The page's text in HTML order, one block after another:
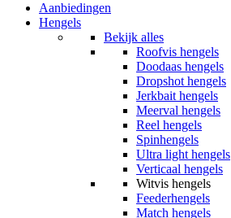
Aanbiedingen
Hengels
Bekijk alles
Roofvis hengels
Doodaas hengels
Dropshot hengels
Jerkbait hengels
Meerval hengels
Reel hengels
Spinhengels
Ultra light hengels
Verticaal hengels
Witvis hengels
Feederhengels
Match hengels